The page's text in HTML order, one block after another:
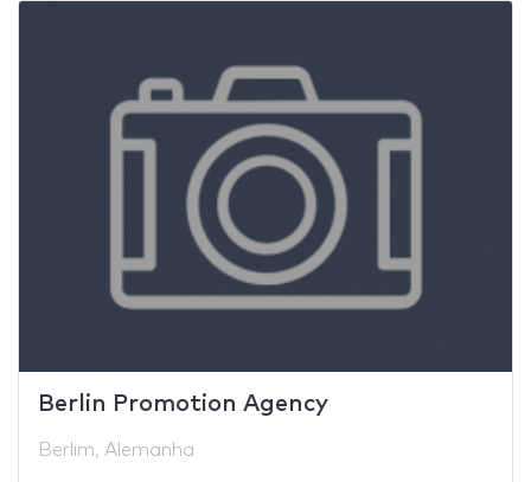
Berlin Promotion Agency
Berlim, Alemanha